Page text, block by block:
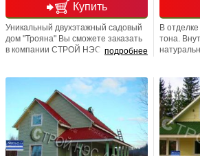
Купить
подробнее
Уникальный двухэтажный садовый
дом "Трояна" Вы сможете заказать
в компании СТРОЙ НЭСАБ-Н.
теплоизоляционными
материалами -не оставят
равнодушными ни одного
приобретателя. Изысканный
дизайн дачного дома позволит с
радостью и комфортом отдыхать на
даче.
В
тона.